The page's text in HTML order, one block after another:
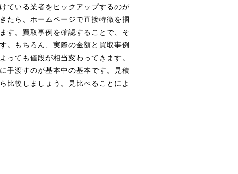
ている業者をピックアップするのが
たら、ホームページで直接特徴を掴
す。買取事例を確認することで、そ
。もちろん、実際の金額と買取事例
ても値段が相当変わってきます。
手渡すのが基本中の基本です。見積
比較しましょう。見比べることによ